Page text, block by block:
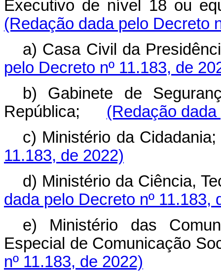
Executivo de nível 18 ou
(Redação dada pelo Decreto
a) Casa Civil da
pelo Decreto nº 11.183, de
b) Gabinete de
República; (Redação
c) Ministério da
11.183, de 2022)
d) Ministério da Ciência,
dada pelo Decreto nº 11.183,
e) Ministério das
Especial de Comunicação
nº 11.183, de 2022)